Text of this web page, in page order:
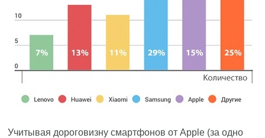
Учитывая дороговизну смартфонов от Apple (за одно